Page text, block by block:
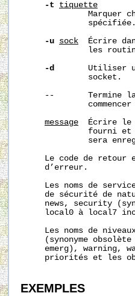
-t
tiquette
Marquer
              spécifiée.
-u sock
Écrire
les
-d
Utiliser
              socket.
--       Termine
commencer
message
Écrire le
fourni et
sera
Le code de retour
     d’erreur.
Les noms de
de sécurité de
news, security
local0 à local7
Les noms de
(synonyme
emerg), warning,
priorités et les
EXEMPLES